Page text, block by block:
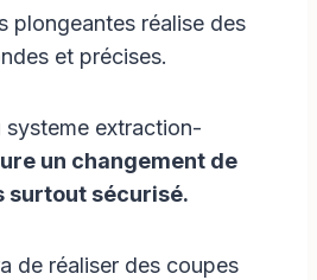
plongeantes réalise des
et précises.
systeme extraction-
un changement de
surtout sécurisé.
de réaliser des coupes